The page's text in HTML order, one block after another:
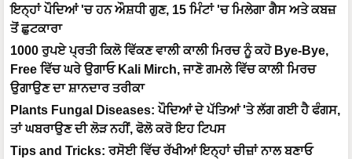
ਇਨ੍ਹਾਂ ਪੌਦਿਆਂ 'ਚ ਹਨ ਔਸ਼ਧੀ ਗੁਣ, 15 ਮਿੰਟਾਂ 'ਚ ਮਿਲੇਗਾ ਗੈਸ ਅਤੇ ਕਬਜ਼
ਤੋਂ ਛੁਟਕਾਰਾ
1000 ਰੁਪਏ ਪ੍ਰਤੀ ਕਿਲੋ ਵਿੱਕਣ ਵਾਲੀ ਕਾਲੀ ਮਿਰਚ ਨੂੰ ਕਹੋ Bye-Bye,
Free ਵਿੱਚ ਘਰੇ ਉਗਾਓ Kali Mirch, ਜਾਣੋ ਗਮਲੇ ਵਿੱਚ ਕਾਲੀ ਮਿਰਚ
ਉਗਾਉਣ ਦਾ ਸ਼ਾਨਦਾਰ ਤਰੀਕਾ
Plants Fungal Diseases: ਪੌਦਿਆਂ ਦੇ ਪੱਤਿਆਂ 'ਤੇ ਲੱਗ ਗਈ ਹੈ ਫੰਗਸ,
ਤਾਂ ਘਬਰਾਉਣ ਦੀ ਲੋੜ ਨਹੀਂ, ਫੋਲੋ ਕਰੋ ਇਹ ਟਿਪਸ
Tips and Tricks: ਰਸੋਈ ਵਿੱਚ ਰੱਖੀਆਂ ਇਨ੍ਹਾਂ ਚੀਜ਼ਾਂ ਨਾਲ ਬਣਾਓ